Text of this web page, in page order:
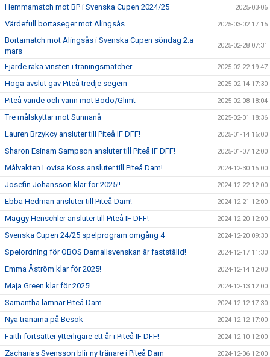
Hemmamatch mot BP i Svenska Cupen 2024/25 2025-03-06
Värdefull bortaseger mot Alingsås 2025-03-02 17:15
Bortamatch mot Alingsås i Svenska Cupen söndag 2:a
mars
2025-02-28 07:31
Fjärde raka vinsten i träningsmatcher 2025-02-22 19:47
Höga avslut gav Piteå tredje segern 2025-02-14 17:30
Piteå vände och vann mot Bodö/Glimt 2025-02-08 18:04
Tre målskyttar mot Sunnanå 2025-02-01 18:36
Lauren Brzykcy ansluter till Piteå IF DFF! 2025-01-14 16:00
Sharon Esinam Sampson ansluter till Piteå IF DFF! 2025-01-07 12:00
Målvakten Lovisa Koss ansluter till Piteå Dam! 2024-12-30 15:00
Josefin Johansson klar för 2025!! 2024-12-22 12:00
Ebba Hedman ansluter till Piteå Dam! 2024-12-21 12:00
Maggy Henschler ansluter till Piteå IF DFF! 2024-12-20 12:00
Svenska Cupen 24/25 spelprogram omgång 4 2024-12-20 09:30
Spelordning för OBOS Damallsvenskan är fastställd! 2024-12-17 11:30
Emma Åström klar för 2025! 2024-12-14 12:00
Maja Green klar för 2025! 2024-12-13 12:00
Samantha lämnar Piteå Dam 2024-12-12 17:30
Nya tränarna på Besök 2024-12-12 17:00
Faith fortsätter ytterligare ett år i Piteå IF DFF! 2024-12-10 12:00
Zacharias Svensson blir ny tränare i Piteå Dam 2024-12-06 12:00